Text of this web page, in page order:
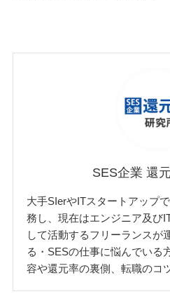
SES企業 還
大手SIerやITスタートアップ
務し、現在はエンジニア及び
して活動するフリーランスが
る・SESの仕事に悩んでいる
容や還元率の裏側、転職のコ